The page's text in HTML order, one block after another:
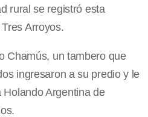
rural se registró esta
Arroyos.
Chamús, un tambero que
ingresaron a su predio y le
Argentina de